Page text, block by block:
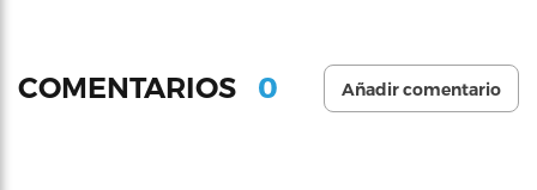
COMENTARIOS 0 Añadir comentario